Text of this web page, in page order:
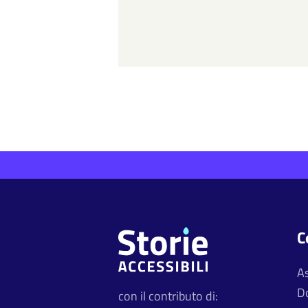
con il contributo di: